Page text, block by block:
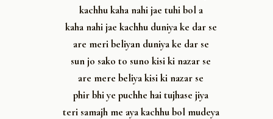
kachhu kaha nahi jae tuhi bol a
kaha nahi jae kachhu duniya ke dar se
are meri beliyan duniya ke dar se
sun jo sako to suno kisi ki nazar se
are mere beliya kisi ki nazar se
phir bhi ye puchhe hai tujhase jiya
teri samajh me aya kachhu bol mudeya